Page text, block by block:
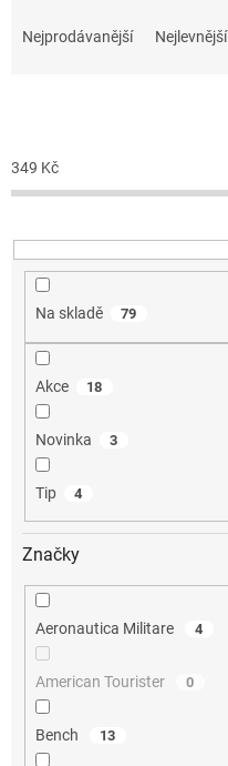
p
r
o
u
Nejprodávanější Nejlevnější
349 Kč
Na skladě 79
Akce 18
Novinka 3
Tip 4
Značky
Aeronautica Militare 4
American Tourister 0
Bench 13